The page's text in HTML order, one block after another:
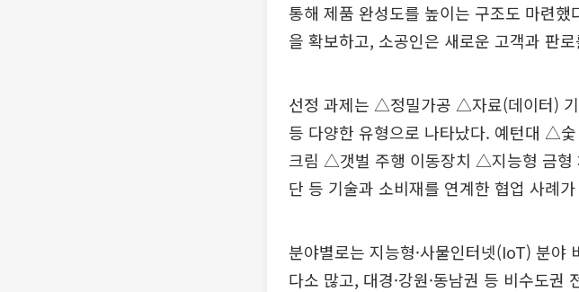
통해 제품 완성도를 높이는 구조도 마련
을 확보하고, 소공인은 새로운 고객과 판
선정 과제는 △정밀가공 △자료(데이터)
등 다양한 유형으로 나타났다. 예턴대 △
크림 △갯벌 주행 이동장치 △지능형 금형
단 등 기술과 소비재를 연계한 협업 사례
분야별로는 지능형·사물인터넷(IoT) 분야
다소 많고, 대경·강원·동남권 등 비수도권